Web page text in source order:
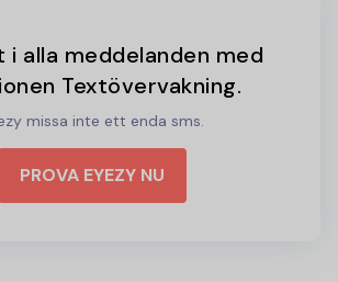
i alla meddelanden med
Textövervakning.
missa inte ett enda sms.
PROVA EYEZY NU